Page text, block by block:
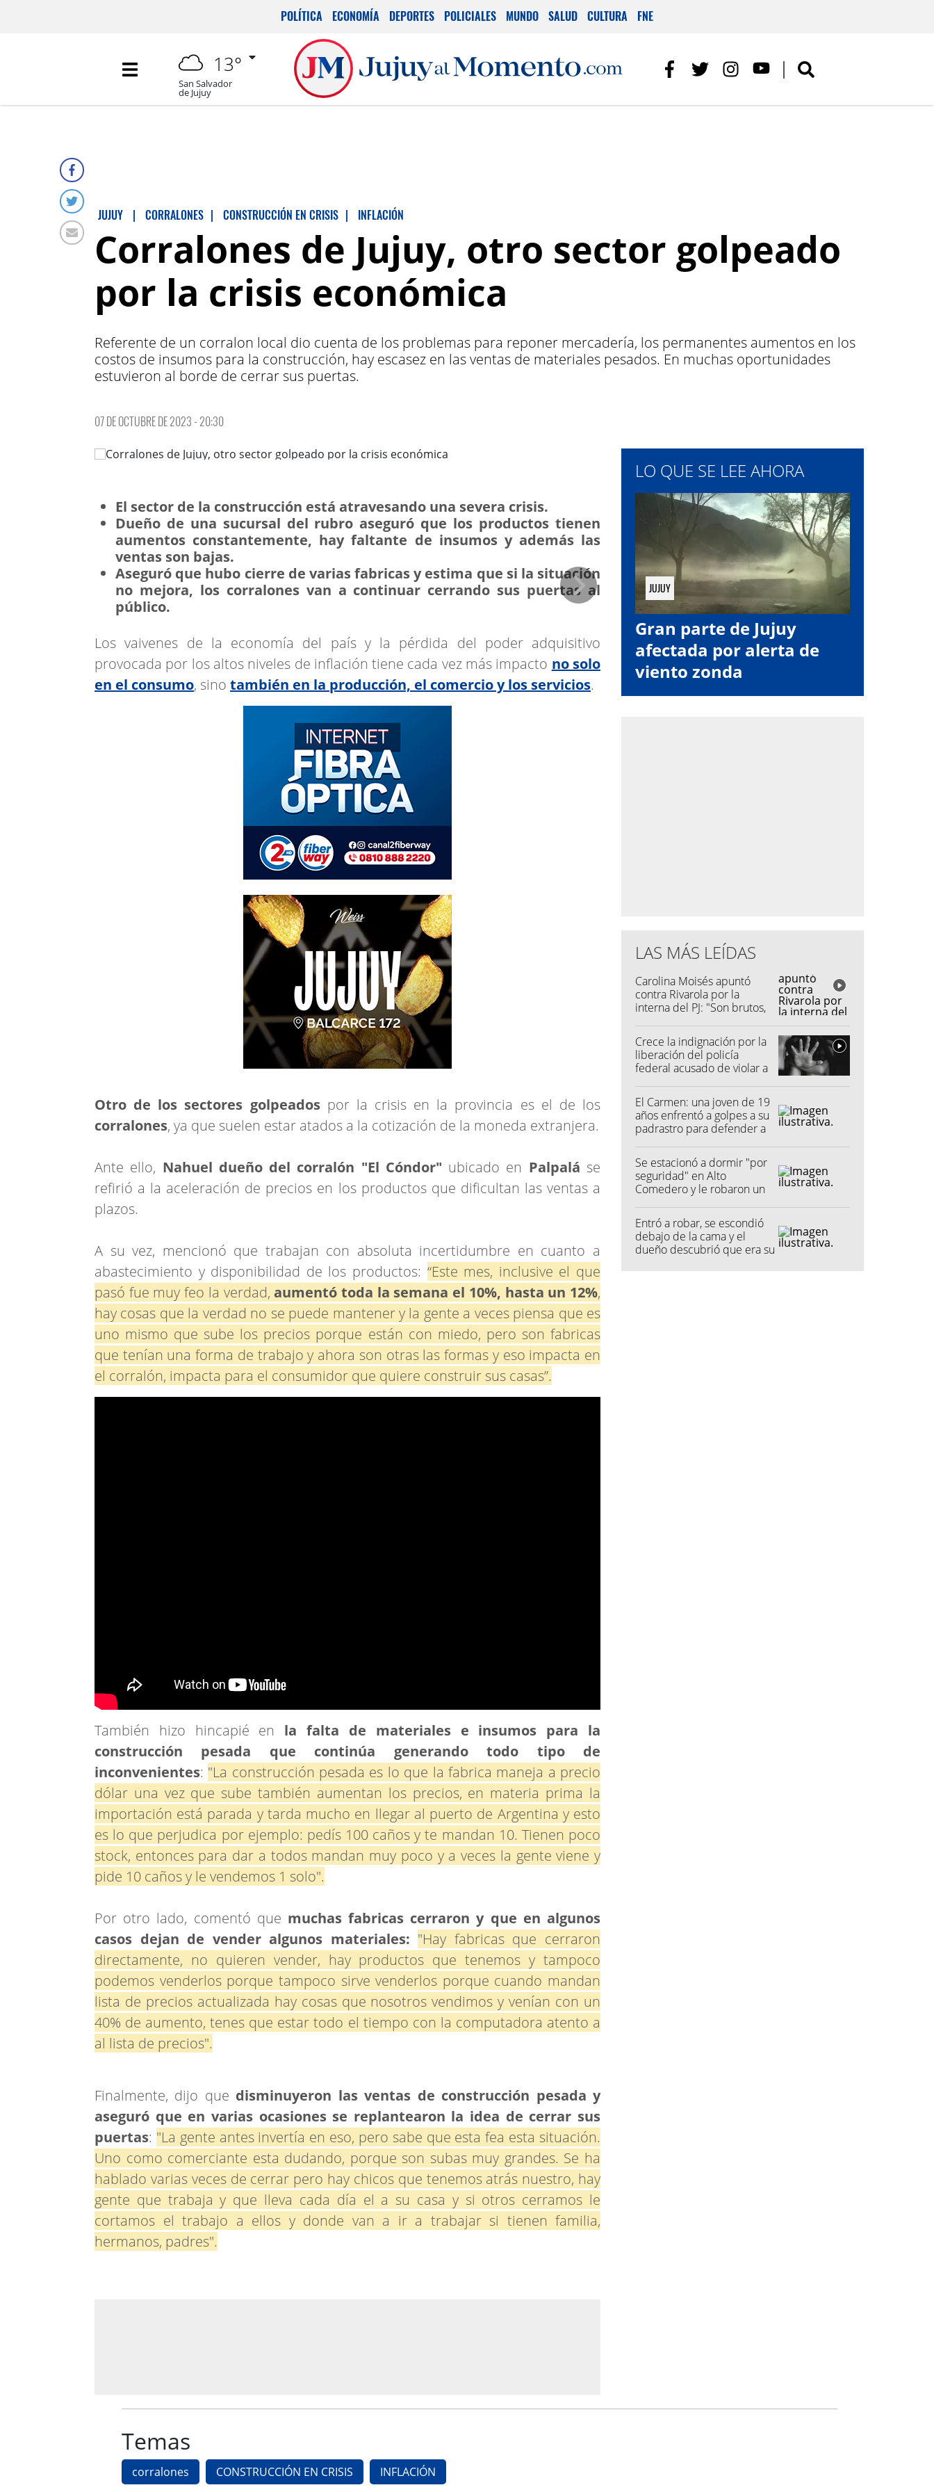
POLÍTICA ECONOMÍA DEPORTES POLICIALES MUNDO SALUD CULTURA FNE
13°
San Salvador
de Jujuy
JUJUY | CORRALONES | CONSTRUCCIÓN EN CRISIS | INFLACIÓN
Corralones de Jujuy, otro sector golpeado
por la crisis económica
Referente de un corralon local dio cuenta de los problemas para reponer mercadería, los permanentes aumentos en los
costos de insumos para la construcción, hay escasez en las ventas de materiales pesados. En muchas oportunidades
estuvieron al borde de cerrar sus puertas.
07 DE OCTUBRE DE 2023 - 20:30
El sector de la construcción está atravesando una severa crisis.
Dueño de una sucursal del rubro aseguró que los productos tienen
aumentos constantemente, hay faltante de insumos y además las
ventas son bajas.
Aseguró que hubo cierre de varias fabricas y estima que si la situación
no mejora, los corralones van a continuar cerrando sus puertas al
público.
Los vaivenes de la economía del país y la pérdida del poder adquisitivo
provocada por los altos niveles de inflación tiene cada vez más impacto no solo
en el consumo, sino también en la producción, el comercio y los servicios.
Otro de los sectores golpeadospor la crisis en la provincia es el de los
corralones, ya que suelen estar atados a la cotización de la moneda extranjera.
Ante ello, Nahuel dueño del corralón "El Cóndor" ubicado en Palpalá se
refirió a la aceleración de precios en los productos que dificultan las ventas a
plazos.
A su vez, mencionó que trabajan con absoluta incertidumbre en cuanto a
abastecimiento y disponibilidad de los productos: “Este mes, inclusive el que
pasó fue muy feo la verdad, aumentó toda la semana el 10%, hasta un 12%,
hay cosas que la verdad no se puede mantener y la gente a veces piensa que es
uno mismo que sube los precios porque están con miedo, pero son fabricas
que tenían una forma de trabajo y ahora son otras las formas y eso impacta en
el corralón, impacta para el consumidor que quiere construir sus casas”.
También hizo hincapié en la falta de materiales e insumos para la
construcción pesada que continúa generando todo tipo de
inconvenientes: "La construcción pesada es lo que la fabrica maneja a precio
dólar una vez que sube también aumentan los precios, en materia prima la
importación está parada y tarda mucho en llegar al puerto de Argentina y esto
es lo que perjudica por ejemplo: pedís 100 caños y te mandan 10. Tienen poco
stock, entonces para dar a todos mandan muy poco y a veces la gente viene y
pide 10 caños y le vendemos 1 solo".
Por otro lado, comentó que muchas fabricas cerraron y que en algunos
casos dejan de vender algunos materiales: "Hay fabricas que cerraron
directamente, no quieren vender, hay productos que tenemos y tampoco
podemos venderlos porque tampoco sirve venderlos porque cuando mandan
lista de precios actualizada hay cosas que nosotros vendimos y venían con un
40% de aumento, tenes que estar todo el tiempo con la computadora atento a
al lista de precios".
Finalmente, dijo que disminuyeron las ventas de construcción pesada y
aseguró que en varias ocasiones se replantearon la idea de cerrar sus
puertas: "La gente antes invertía en eso, pero sabe que esta fea esta situación.
Uno como comerciante esta dudando, porque son subas muy grandes. Se ha
hablado varias veces de cerrar pero hay chicos que tenemos atrás nuestro, hay
gente que trabaja y que lleva cada día el a su casa y si otros cerramos le
cortamos el trabajo a ellos y donde van a ir a trabajar si tienen familia,
hermanos, padres".
LO QUE SE LEE AHORA
JUJUY
Gran parte de Jujuy
afectada por alerta de
viento zonda
LAS MÁS LEÍDAS
Carolina Moisés apuntó
contra Rivarola por la
interna del PJ: "Son brutos,
Crece la indignación por la
liberación del policía
federal acusado de violar a
El Carmen: una joven de 19
años enfrentó a golpes a su
padrastro para defender a
Se estacionó a dormir "por
seguridad" en Alto
Comedero y le robaron un
Entró a robar, se escondió
debajo de la cama y el
dueño descubrió que era su
Temas
corralones CONSTRUCCIÓN EN CRISIS INFLACIÓN